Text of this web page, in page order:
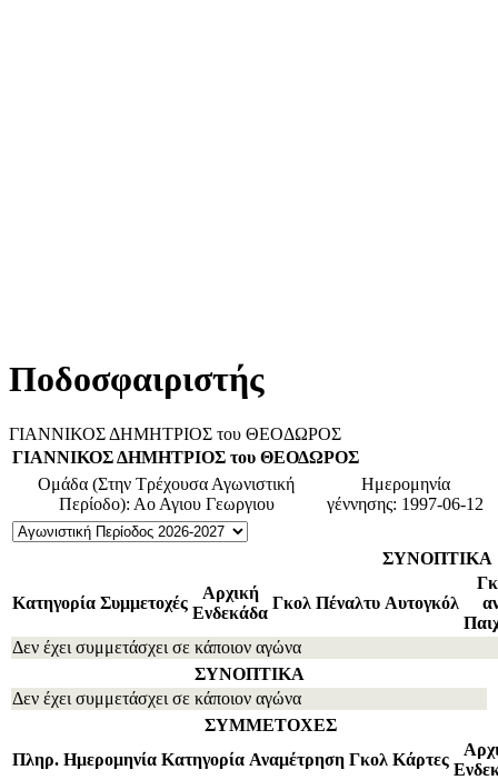
Ποδοσφαιριστής
ΓΙΑΝΝΙΚΟΣ ΔΗΜΗΤΡΙΟΣ του ΘΕΟΔΩΡΟΣ
ΓΙΑΝΝΙΚΟΣ ΔΗΜΗΤΡΙΟΣ του ΘΕΟΔΩΡΟΣ
Ομάδα (Στην Τρέχουσα Αγωνιστική
Περίοδο): Αο Αγιου Γεωργιου
Ημερομηνία
γέννησης: 1997-06-12
ΣΥΝΟΠΤΙΚΑ
Κατηγορία Συμμετοχές
Αρχική
Ενδεκάδα
Γκολ Πέναλτυ Αυτογκόλ
Δεν έχει συμμετάσχει σε κάποιον αγώνα
ΣΥΝΟΠΤΙΚΑ
Δεν έχει συμμετάσχει σε κάποιον αγώνα
ΣΥΜΜΕΤΟΧΕΣ
Πληρ. Ημερομηνία Κατηγορία Αναμέτρηση Γκολ Κάρτες